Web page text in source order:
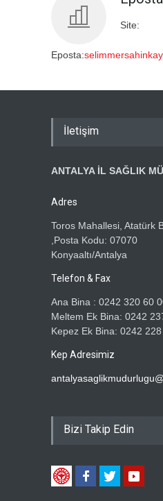
Site:
Eposta:
İletişim
ANTALYA İL SAĞLIK
Adres
Toros Mahallesi, Atatürk
,Posta Kodu: 07070
Konyaaltı/Antalya
Telefon & Fax
Ana Bina : 0242 320 60
Meltem Ek Bina: 0242
Kepez Ek Bina: 0242
Kep Adresimiz
Bizi Takip Edin